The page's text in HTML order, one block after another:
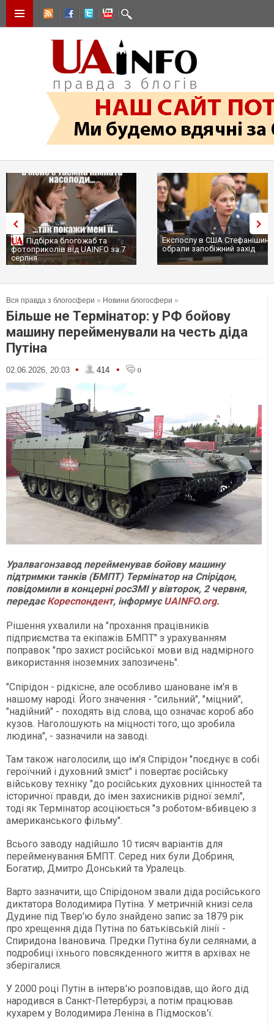
Підбірка блогожаб та
фотоприколів від UAINFO за 7
серпня
Експослу в США
обрали запобіжний захід
Вся правда з блогосфери » Новини блогосфери »
Більше не Термінатор: у РФ бойову
машину перейменували на честь діда
Путіна
02.06.2026, 20:03 • 414 • 0
Уралвагонзавод перейменував бойову машину
підтримки танків (БМПТ) Термінатор на Спірідон,
повідомили в концерні росЗМІ у вівторок, 2 червня,
передаєКореспондент, інформуєUAINFO.org.
Рішення ухвалили на "прохання працівників
підприємства та екіпажів БМПТ" з урахуванням
поправок "про захист російської мови від надмірного
використання іноземних запозичень".
"Спірідон - рідкісне, але особливо шановане ім'я в
нашому народі. Його значення - "сильний", "міцний",
"надійний" - походять від слова, що означає короб або
кузов. Наголошують на міцності того, що зробила
людина", - зазначили на заводі.
Там також наголосили, що ім'я Спірідон "поєднує в собі
героїчний і духовний зміст" і повертає російську
військову техніку "до російських духовних цінностей та
історичної правди, до імен захисників рідної землі",
тоді як Термінатор асоціюється "з роботом-вбивцею з
американського фільму".
Всього заводу надійшло 10 тисяч варіантів для
перейменування БМПТ. Серед них були Добриня,
Богатир, Дмитро Донський та Уралець.
Варто зазначити, що Спірідоном звали діда російського
диктатора Володимира Путіна. У метричній книзі села
Дудине під Твер'ю було знайдено запис за 1879 рік
про хрещення діда Путіна по батьківській лінії -
Спиридона Івановича. Предки Путіна були селянами, а
подробиці їхнього повсякденного життя в архівах не
зберігалися.
У 2000 році Путін в інтерв'ю розповідав, що його дід
народився в Санкт-Петербурзі, а потім працював
кухарем у Володимира Леніна в Підмосков'ї.